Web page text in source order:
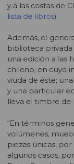
y a las costas de
lista de libros)
Además, el
biblioteca
una edición a las
chileno, en cuyo
viuda de éste;
y una particular
lleva el timbre de
“En términos
volúmenes,
piezas únicas,
algunos casos,